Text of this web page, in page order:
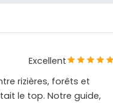
Excellent
rizières, forêts et
le top. Notre guide,